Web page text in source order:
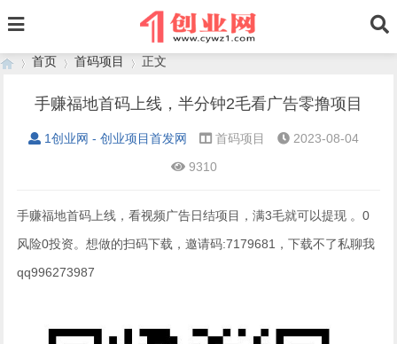
首页
›
首码项目
›
正文
手赚福地首码上线，半分钟2毛看广告零撸项目
1创业网 - 创业项目首发网 首码项目
2023-08-04
9310
手赚福地首码上线，看视频广告日结项目，满3毛就可以提现 。0
风险0投资。想做的扫码下载，邀请码:7179681，下载不了私聊我
qq996273987